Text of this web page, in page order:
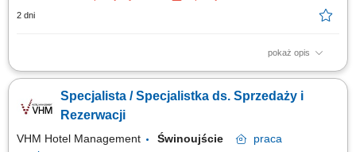
2 dni
pokaż opis
obsługa gości hotelowych (meldowanie i wymeldowanie), udzielanie
rezerwacji (telefonicznych, mailowych, z portali rezerwacyjnych),
współpraca z innymi działami hotelu, dbanie o porządek i wizerunek
Specjalista / Specjalistka ds. Sprzedaży i
Rezerwacji
VHM Hotel Management Świnoujście
praca